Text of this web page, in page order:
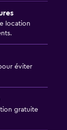
location
éviter
gratuite